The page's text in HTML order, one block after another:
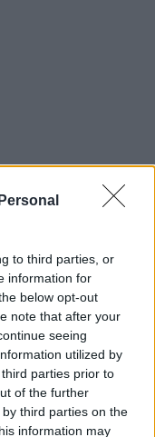
to third parties, or
information for
below opt-out
note that after your
seeing
utilized by
parties prior to
of the further
third parties on the
information may
έστησε
σε υπάλληλο
Τι έγινε στο
για τον καφέ, στημένος